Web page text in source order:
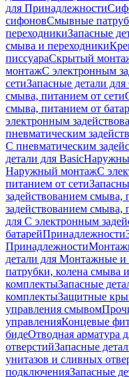
для Принадлежности
сифоновСмывные
переходникиЗапасные
смыва и переходники
писсуараСкрытый
монтажС электронным
сетиЗапасные детали
смыва, питанием от сети
смыва, питанием от
электронным
пневматическим
С пневматическим
детали для Basic
Наружный монтажС
питанием от сети
задействованием смыва,
задействованием смыва,
для С электронным
батарейПринадлежности
Принадлежности
детали для Монтажные и
патрубки, колена смыва
комплектыЗапасные
комплектыЗащитные
управления смывом
управленияКонцевые
бидеОтводная арматура
отверстийЗапасные
унитазов и сливных
подключенияЗапасные